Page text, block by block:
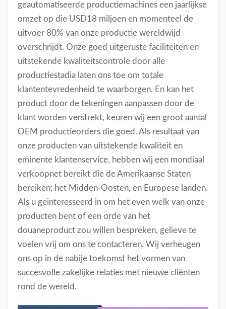
geautomatiseerde productiemachines een jaarlijkse
omzet op die USD18 miljoen en momenteel de
uitvoer 80% van onze productie wereldwijd
overschrijdt. Onze goed uitgeruste faciliteiten en
uitstekende kwaliteitscontrole door alle
productiestadia laten ons toe om totale
klantentevredenheid te waarborgen. En kan het
product door de tekeningen aanpassen door de
klant worden verstrekt, keuren wij een groot aantal
OEM productieorders die goed. Als resultaat van
onze producten van uitstekende kwaliteit en
eminente klantenservice, hebben wij een mondiaal
verkoopnet bereikt die de Amerikaanse Staten
bereiken; het Midden-Oosten, en Europese landen.
Als u geinteresseerd in om het even welk van onze
producten bent of een orde van het
douaneproduct zou willen bespreken, gelieve te
voelen vrij om ons te contacteren. Wij verheugen
ons op in de nabije toekomst het vormen van
succesvolle zakelijke relaties met nieuwe cliënten
rond de wereld.